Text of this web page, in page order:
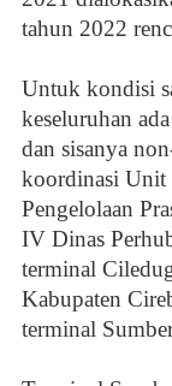
tahun 2022
Untuk kondisi
keseluruhan
dan sisanya
koordinasi Unit
Pengelolaan
IV Dinas
terminal
Kabupaten
terminal